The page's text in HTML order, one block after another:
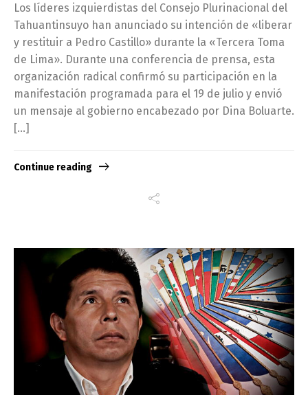
Los líderes izquierdistas del Consejo Plurinacional del
Tahuantinsuyo han anunciado su intención de «liberar
y restituir a Pedro Castillo» durante la «Tercera Toma
de Lima». Durante una conferencia de prensa, esta
organización radical confirmó su participación en la
manifestación programada para el 19 de julio y envió
un mensaje al gobierno encabezado por Dina Boluarte.
[…]
Continue reading